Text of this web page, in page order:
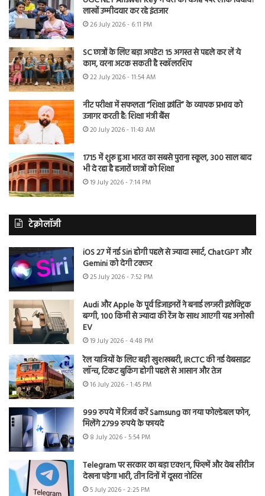
लाखों उम्मीदवार कर रहे इंतजार
26 July 2026 - 6:11 PM
SC छात्रों के लिए बड़ा अपडेट! 15 अगस्त से पहले कर लें ये
काम, वरना अटक सकती है स्कॉलरशिप
22 July 2026 - 11:54 AM
नीट परीक्षा में सफलता “शिक्षा क्रांति” के व्यापक प्रभाव को
उजागर करती है: शिक्षा मंत्री बैंस
20 July 2026 - 11:43 AM
1715 में शुरू हुआ भारत का सबसे पुराना स्कूल, 300 साल बाद
भी दे रहा है हजारों छात्रों को शिक्षा
19 July 2026 - 7:14 PM
टेक्नोलॉजी
iOS 27 में नई Siri होगी पहले से ज्यादा स्मार्ट, ChatGPT और
Gemini को देगी टक्कर
25 July 2026 - 7:52 PM
Audi और Apple के पूर्व डिजाइनरों ने बनाई लग्जरी इलेक्ट्रिक
बग्गी, 100 किमी से ज्यादा की रेंज के साथ आएगी यह अनोखी
EV
19 July 2026 - 4:48 PM
रेल यात्रियों के लिए बड़ी खुशखबरी, IRCTC की नई वेबसाइट
लॉन्च, टिकट बुकिंग होगी पहले से आसान और तेज
16 July 2026 - 1:45 PM
999 रुपये में रिजर्व करें Samsung का नया फोल्डेबल फोन,
मिलेंगे 2799 रुपये के फायदे
8 July 2026 - 5:54 PM
Telegram पर सरकार का बड़ा एक्शन, फिल्में और वेब सीरीज
देखना पड़ेगा भारी, तीन दिनों में दूसरा नोटिस
5 July 2026 - 2:25 PM